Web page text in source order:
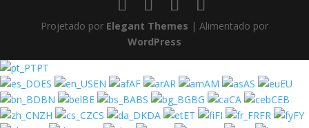
Projetado por Elegant Themes | Alimentado por
WordPress
PT
ES
EN AF AR AM AS
EU
BN
BE BS BG CA
CEB
ZH
CS DA ET FI FR
FY